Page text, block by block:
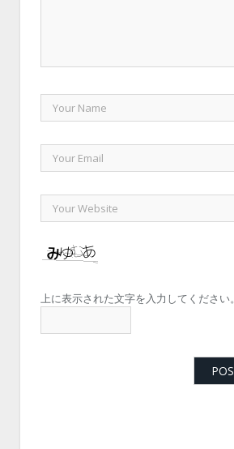
上に表示された文字を入力してください。